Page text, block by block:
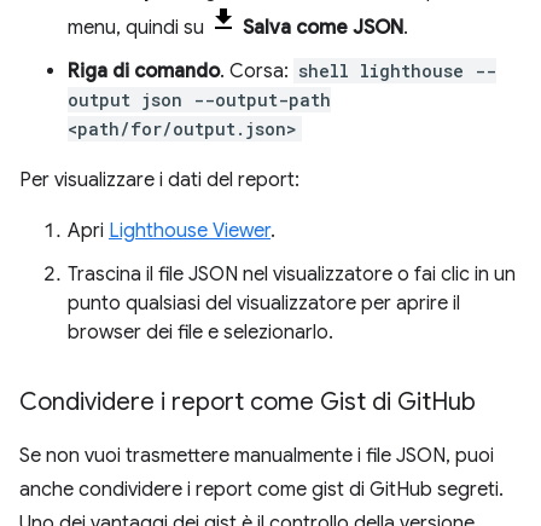
menu, quindi su
Salva come JSON.
Riga di comando. Corsa: shell lighthouse --
output json --output-path
<path/for/output.json>
Per visualizzare i dati del report:
Apri Lighthouse Viewer.
Trascina il file JSON nel visualizzatore o fai clic in un
punto qualsiasi del visualizzatore per aprire il
browser dei file e selezionarlo.
Condividere i report come Gist di GitHub
Se non vuoi trasmettere manualmente i file JSON, puoi
anche condividere i report come gist di GitHub segreti.